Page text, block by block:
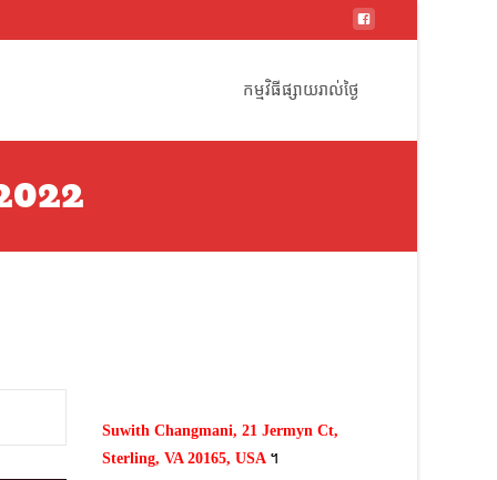
កម្មវិធីផ្សាយរាល់ថ្ងៃ
Suwith Changmani, 21 Jermyn Ct,
Sterling, VA 20165, USA ។​